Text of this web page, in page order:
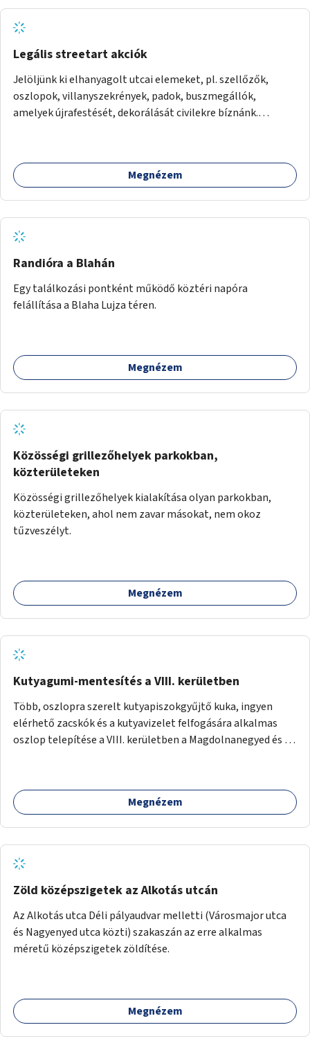
Legális streetart akciók
Jelöljünk ki elhanyagolt utcai elemeket, pl. szellőzők,
oszlopok, villanyszekrények, padok, buszmegállók,
amelyek újrafestését, dekorálását civilekre bíznánk.
Megnézem
Randióra a Blahán
Egy találkozási pontként működő köztéri napóra
felállítása a Blaha Lujza téren.
Megnézem
Közösségi grillezőhelyek parkokban,
közterületeken
Közösségi grillezőhelyek kialakítása olyan parkokban,
közterületeken, ahol nem zavar másokat, nem okoz
tűzveszélyt.
Megnézem
Kutyagumi-mentesítés a VIII. kerületben
Több, oszlopra szerelt kutyapiszokgyűjtő kuka, ingyen
elérhető zacskók és a kutyavizelet felfogására alkalmas
oszlop telepítése a VIII. kerületben a Magdolnanegyed és a
Megnézem
Zöld középszigetek az Alkotás utcán
Az Alkotás utca Déli pályaudvar melletti (Városmajor utca
és Nagyenyed utca közti) szakaszán az erre alkalmas
méretű középszigetek zöldítése.
Megnézem